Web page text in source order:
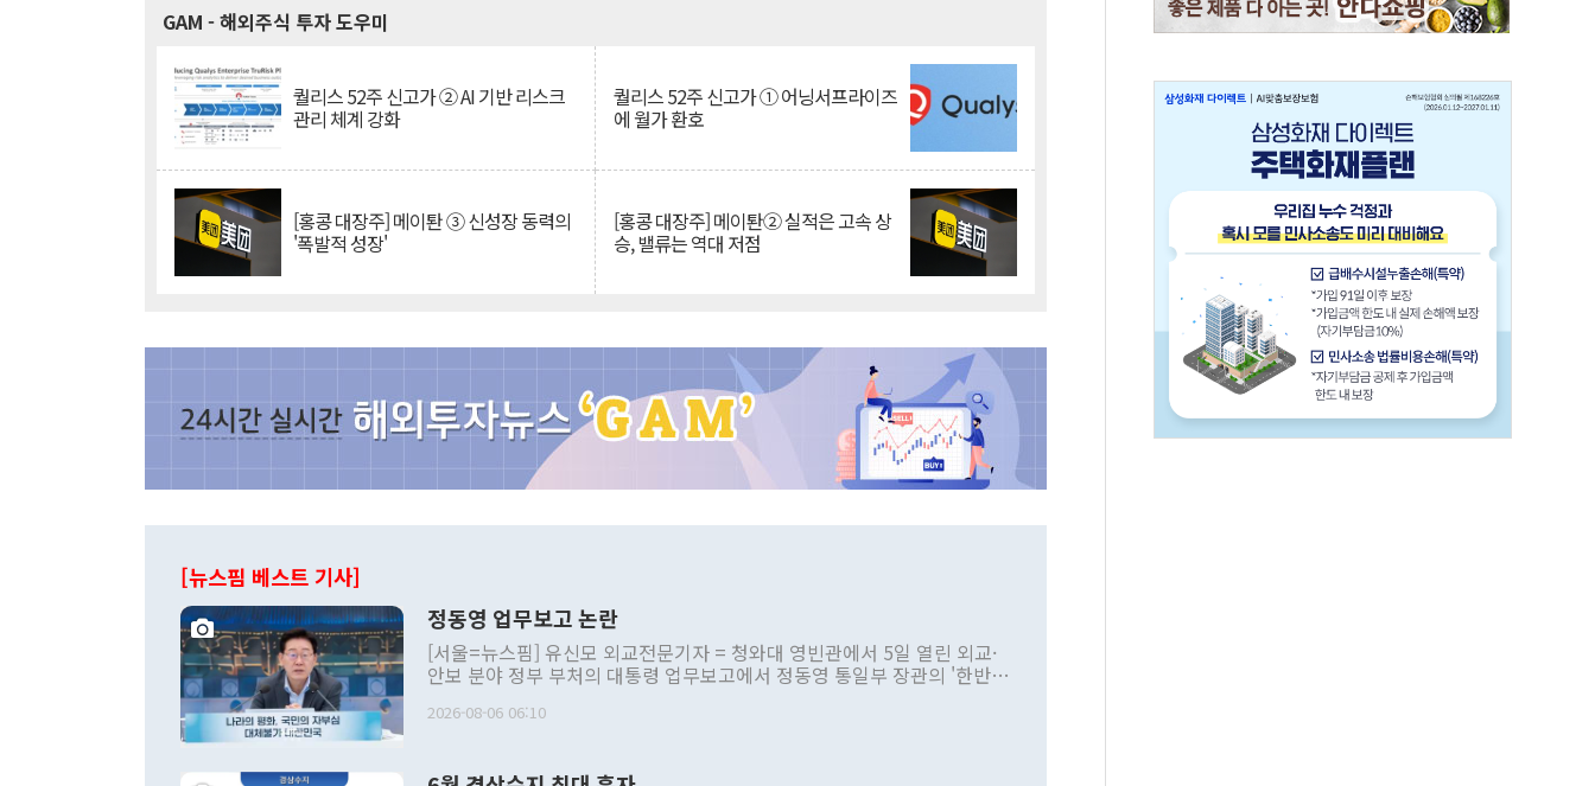
GAM - 해외주식 투자 도우미
퀄리스 52주 신고가 ② AI 기반 리스크
관리 체계 강화
퀄리스 52주 신고가 ① 어닝서프라이즈
에 월가 환호
[홍콩 대장주] 메이퇀 ③ 신성장 동력의
'폭발적 성장'
[홍콩 대장주] 메이퇀② 실적은 고속 상
승, 밸류는 역대 저점
[뉴스핌 베스트 기사]
정동영 업무보고 논란
[서울=뉴스핌] 유신모 외교전문기자 = 청와대 영빈관에서 5일 열린 외교·
안보 분야 정부 부처의 대통령 업무보고에서 정동영 통일부 장관의 '한반도
발언 중에는 정부 내 조율을 거치지 않은 사안을 정책으로 추진하겠다고 공
2026-08-06 06:10